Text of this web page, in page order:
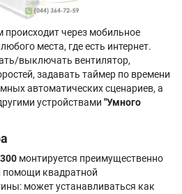
происходит через мобильное
места, где есть интернет.
выключать вентилятор,
задавать таймер по времени
автоматических сценариев, а
устройствами "Умного
монтируется преимущественно
помощи квадратной
может устанавливаться как